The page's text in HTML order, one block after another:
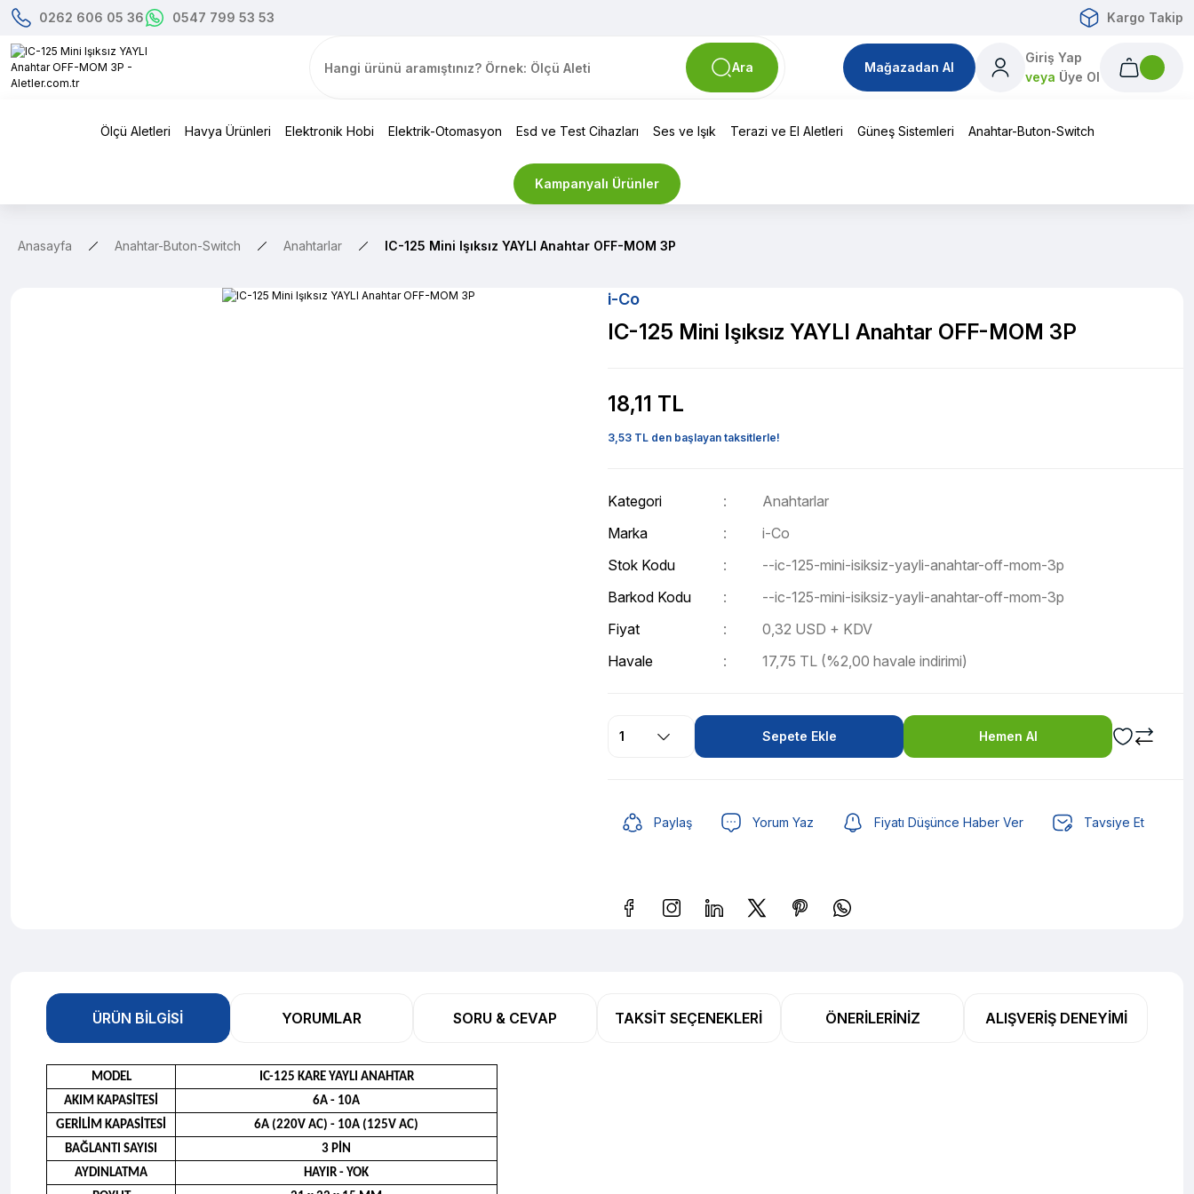
0262 606 05 36 0547 799 53 53 Kargo Takip
Ara Mağazadan Al
Giriş Yap
veya Üye Ol
Ölçü Aletleri Havya Ürünleri Elektronik Hobi Elektrik-Otomasyon Esd ve Test Cihazları Ses ve Işık Terazi ve El Aletleri Güneş Sistemleri Anahtar-Buton-Switch
Kampanyalı Ürünler
Anasayfa Anahtar-Buton-Switch Anahtarlar IC-125 Mini Işıksız YAYLI Anahtar OFF-MOM 3P
i-Co
IC-125 Mini Işıksız YAYLI Anahtar OFF-MOM 3P
18,11 TL
3,53 TL den başlayan taksitlerle!
Kategori
Anahtarlar
Marka
i-Co
Stok Kodu
--ic-125-mini-isiksiz-yayli-anahtar-off-mom-3p
Barkod Kodu
--ic-125-mini-isiksiz-yayli-anahtar-off-mom-3p
Fiyat
0,32 USD + KDV
Havale
17,75 TL (%2,00 havale indirimi)
Sepete Ekle Hemen Al
Paylaş Yorum Yaz Fiyatı Düşünce Haber Ver Tavsiye Et
ÜRÜN BILGISI YORUMLAR SORU & CEVAP TAKSIT SEÇENEKLERI ÖNERILERINIZ ALIŞVERIŞ DENEYIMI
MODEL
IC-125 KARE YAYLI ANAHTAR
AKIM KAPASİTESİ
6A - 10A
GERİLİM KAPASİTESİ
6A (220V AC) - 10A (125V AC)
BAĞLANTI SAYISI
3 PİN
AYDINLATMA
HAYIR - YOK